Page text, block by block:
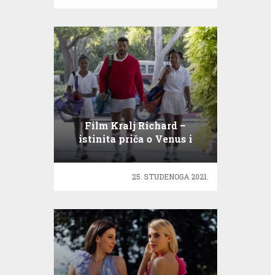
Film Kralj Richard –
istinita priča o Venus i
Sereni Williams
25. STUDENOGA 2021.